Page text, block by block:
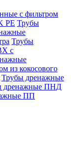
с фильтром
PE Трубы
Трубы
с
из кокосового
Трубы дренажные
дренажные ПНД
ПП